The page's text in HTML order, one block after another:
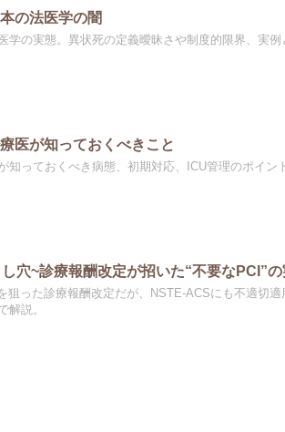
の法医学の闇
学の実態。異状死の定義曖昧さや制度的限界、実
医が知っておくべきこと
知っておくべき病態、初期対応、ICU管理のポイン
し穴~診療報酬改定が招いた“不要なPCI”
狙った診療報酬改定だが、NSTE-ACSにも不適切
解説。